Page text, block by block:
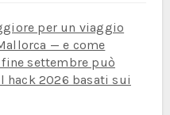
per un viaggio
— e come
settembre può
hack 2026 basati sui